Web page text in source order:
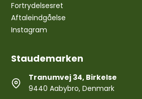
Fortrydelsesret
Aftaleindgåelse
Instagram
Staudemarken
Tranumvej 34, Birkelse
9440 Aabybro, Denmark